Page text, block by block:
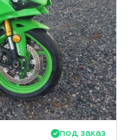
под заказ